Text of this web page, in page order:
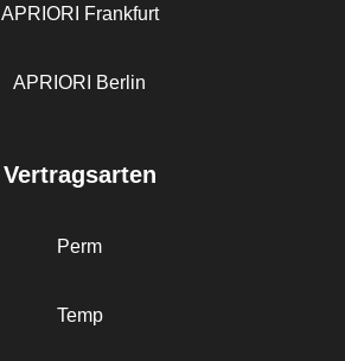
APRIORI Frankfurt
APRIORI Berlin
Vertragsarten
Perm
Temp